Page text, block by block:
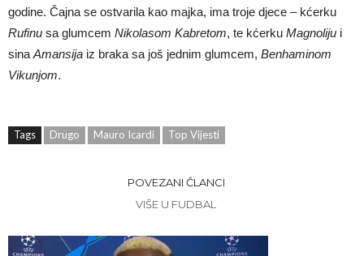
godine. Čajna se ostvarila kao majka, ima troje djece – kćerku
Rufinu sa glumcem Nikolasom Kabretom, te kćerku Magnoliju i
sina Amansija iz braka sa još jednim glumcem, Benhaminom
Vikunjom.
Tags Drugo Mauro Icardi Top Vijesti
POVEZANI ČLANCI
VIŠE U FUDBAL